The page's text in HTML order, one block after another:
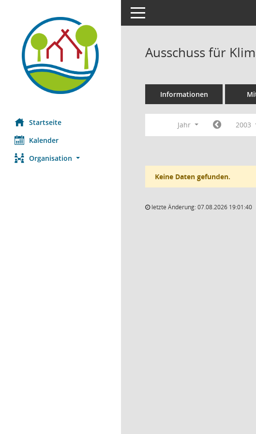
Startseite
Kalender
Organisation
Toggle navigation
Ausschuss für
Informationen
Jahr 2003
Keine Daten gefunden.
letzte Änderung: 07.08.2026 19:01:40